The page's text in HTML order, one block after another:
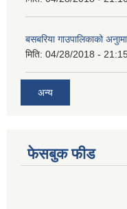
बसबरिया गाउपालिकाको
मिति: 04/28/2018 -
अन्य
फेसबुक फीड